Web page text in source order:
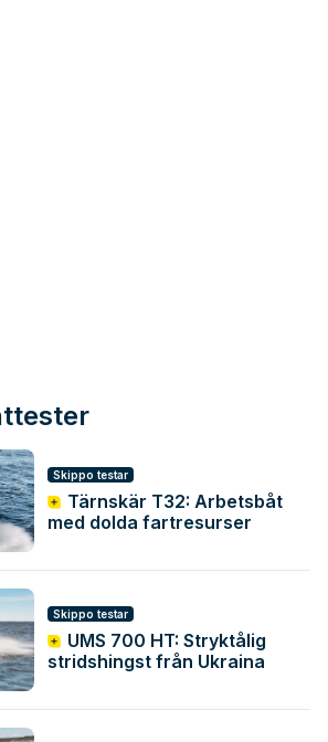
Skippo testar
Tärnskär T32: Arbetsbåt
med dolda fartresurser
Skippo testar
UMS 700 HT: Stryktålig
stridshingst från Ukraina